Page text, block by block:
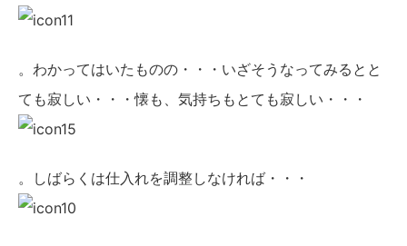
。わかってはいたものの・・・いざそうなってみるとと
ても寂しい・・・懐も、気持ちもとても寂しい・・・
。しばらくは仕入れを調整しなければ・・・